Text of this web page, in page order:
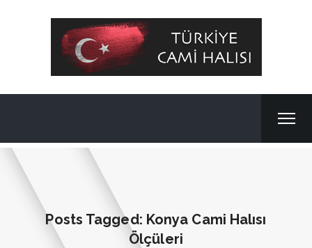
Posts Tagged: Konya Cami Halısı
Ölçüleri